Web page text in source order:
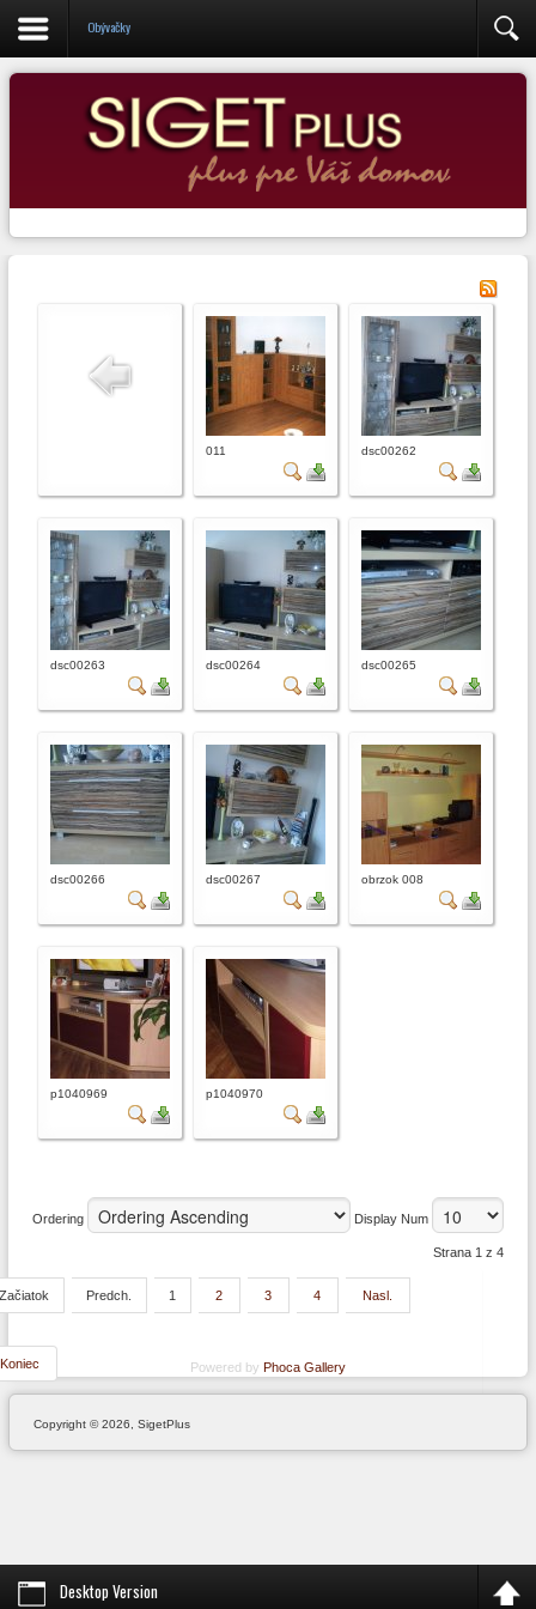
Obývačky
Administrácia
011 dsc00262
dsc00263 dsc00264 dsc00265
dsc00266 dsc00267 obrzok 008
p1040969 p1040970
Ordering Display Num
Strana 1 z 4
Začiatok Predch. 1 2 3 4 Nasl.
Koniec Powered by Phoca Gallery
Copyright © 2026, SigetPlus
Desktop Version